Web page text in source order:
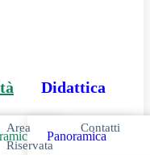
Didattica
Panoramica
Area
Riservata
Contatti